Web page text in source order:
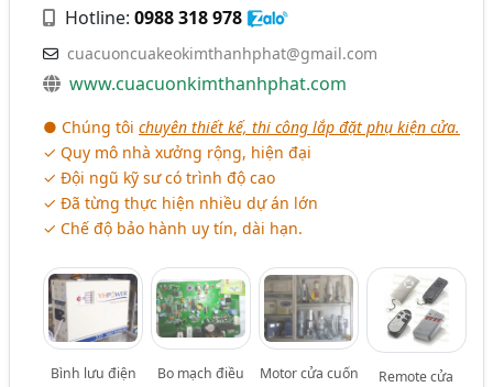
Hotline:0988 318 978
cuacuoncuakeokimthanhphat@gmail.com
www.cuacuonkimthanhphat.com
● Chúng tôichuyên thiết kế, thi công lắp đặt phụ kiện cửa.
✓ Quy mô nhà xưởng rộng, hiện đại
✓ Đội ngũ kỹ sư có trình độ cao
✓ Đã từng thực hiện nhiều dự án lớn
✓ Chế độ bảo hành uy tín, dài hạn.
Bình lưu điện
Bo mạch điều
Motor cửa cuốn
Remote cửa